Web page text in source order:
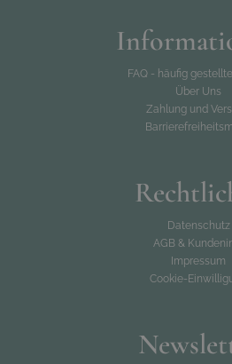
FAQ - häufig
Über Uns
Zahlung und
Datenschutz
AGB &
Impressum
Cookie-